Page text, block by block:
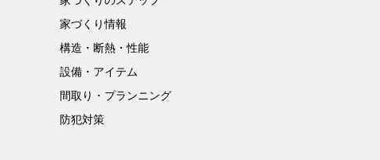
家づくり情報
構造・断熱・性能
設備・アイテム
間取り・プランニング
防犯対策